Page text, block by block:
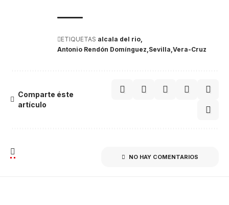
ETIQUETAS alcala del rio
Antonio Rendón Domínguez Sevilla Vera-Cruz
Comparte éste
artículo
NO HAY COMENTARIOS